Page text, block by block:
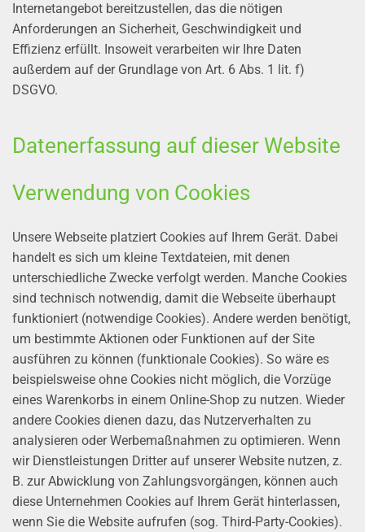
Internetangebot bereitzustellen, das die nötigen
Anforderungen an Sicherheit, Geschwindigkeit und
Effizienz erfüllt. Insoweit verarbeiten wir Ihre Daten
außerdem auf der Grundlage von Art. 6 Abs. 1 lit. f)
DSGVO.
Datenerfassung auf dieser Website
Verwendung von Cookies
Unsere Webseite platziert Cookies auf Ihrem Gerät. Dabei
handelt es sich um kleine Textdateien, mit denen
unterschiedliche Zwecke verfolgt werden. Manche Cookies
sind technisch notwendig, damit die Webseite überhaupt
funktioniert (notwendige Cookies). Andere werden benötigt,
um bestimmte Aktionen oder Funktionen auf der Site
ausführen zu können (funktionale Cookies). So wäre es
beispielsweise ohne Cookies nicht möglich, die Vorzüge
eines Warenkorbs in einem Online-Shop zu nutzen. Wieder
andere Cookies dienen dazu, das Nutzerverhalten zu
analysieren oder Werbemaßnahmen zu optimieren. Wenn
wir Dienstleistungen Dritter auf unserer Website nutzen, z.
B. zur Abwicklung von Zahlungsvorgängen, können auch
diese Unternehmen Cookies auf Ihrem Gerät hinterlassen,
wenn Sie die Website aufrufen (sog. Third-Party-Cookies).